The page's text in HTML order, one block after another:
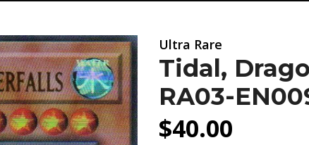
Ultra Rare
Tidal,
RA03-
$40.00